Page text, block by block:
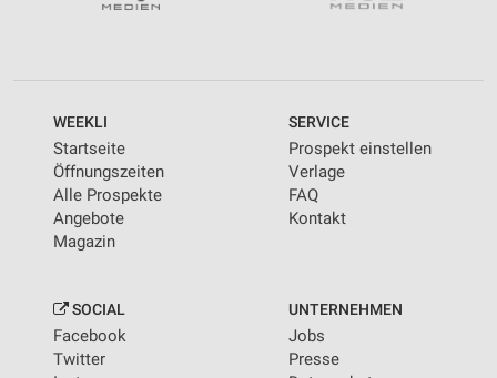
WEEKLI
Startseite
Öffnungszeiten
Alle Prospekte
Angebote
Magazin
SERVICE
Prospekt einstellen
Verlage
FAQ
Kontakt
SOCIAL
Facebook
Twitter
UNTERNEHMEN
Jobs
Presse